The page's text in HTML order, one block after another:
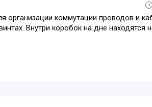
организации коммутации проводов и
Внутри коробок на дне находятся